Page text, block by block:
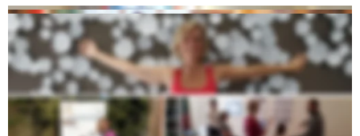
Für ein weiter fassendes Bild,
anbei ein ausführlicheres Erklärvideo (auf
Englisch)